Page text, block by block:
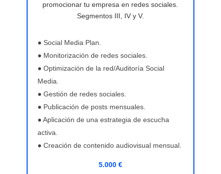
promocionar tu empresa en redes sociales.
Segmentos III, IV y V.
● Social Media Plan.
● Monitorización de redes sociales.
● Optimización de la red/Auditoría Social
Media.
● Gestión de redes sociales.
● Publicación de posts mensuales.
● Aplicación de una estrategia de escucha
activa.
● Creación de contenido audiovisual mensual.
5.000 €